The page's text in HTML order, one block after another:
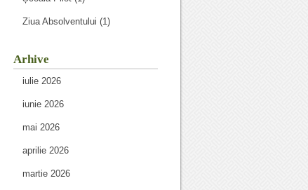
Ziua Absolventului (1)
Arhive
iulie 2026
iunie 2026
mai 2026
aprilie 2026
martie 2026